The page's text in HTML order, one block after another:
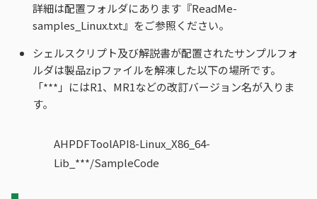
詳細は配置フォルダにあります『ReadMe-
samples_Linux.txt』をご参照ください。
シェルスクリプト及び解説書が配置されたサンプルフォ
ルダは製品zipファイルを解凍した以下の場所です。
「***」にはR1、MR1などの改訂バージョン名が入りま
す。
AHPDFToolAPI8-Linux_X86_64-
Lib_***/SampleCode